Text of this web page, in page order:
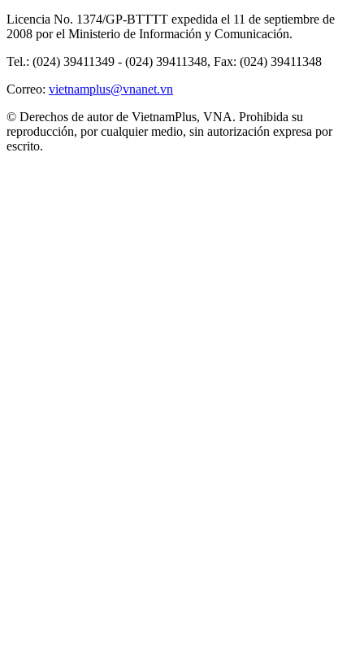
Licencia No. 1374/GP-BTTTT expedida el 11 de septiembre de
2008 por el Ministerio de Información y Comunicación.
Tel.: (024) 39411349 - (024) 39411348, Fax: (024) 39411348
Correo: vietnamplus@vnanet.vn
© Derechos de autor de VietnamPlus, VNA. Prohibida su
reproducción, por cualquier medio, sin autorización expresa por
escrito.